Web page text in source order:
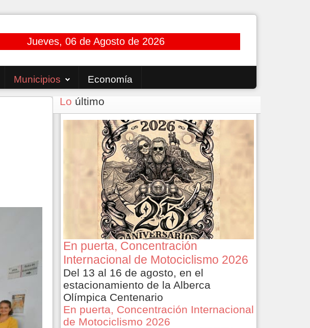
Jueves, 06 de Agosto de 2026
Municipios Economía
Lo último
En puerta, Concentración
Internacional de Motociclismo 2026
Del 13 al 16 de agosto, en el
estacionamiento de la Alberca
Olímpica Centenario
En puerta, Concentración Internacional
de Motociclismo 2026